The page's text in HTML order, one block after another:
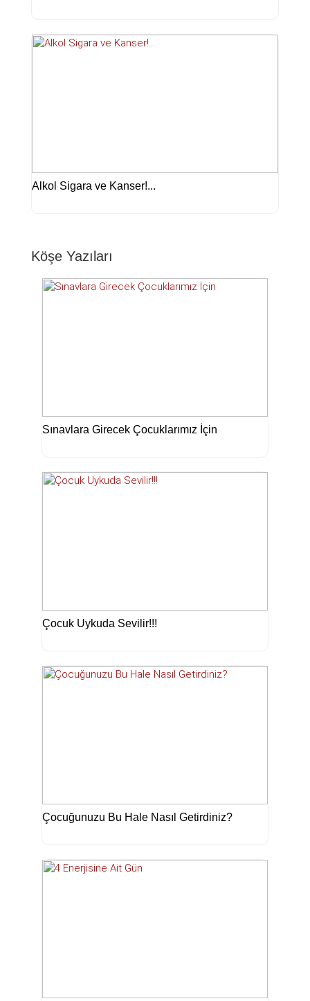
Alkol Sigara ve Kanser!...
Köşe Yazıları
Sınavlara Girecek Çocuklarımız İçin
Çocuk Uykuda Sevilir!!!
Çocuğunuzu Bu Hale Nasıl Getirdiniz?